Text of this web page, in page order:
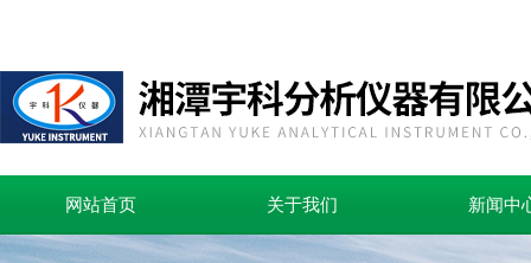
网站首页 关于我们 新闻中